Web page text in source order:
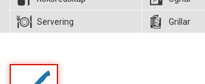
Servering Grillar